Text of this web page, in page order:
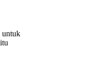
untuk